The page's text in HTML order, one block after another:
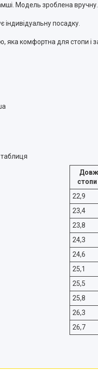
Модель зроблена
індивідуальну посадку.
комфортна для стопи і
таблиця
22,9
23,4
23,8
24,3
24,6
25,1
25,5
25,8
26,3
26,7